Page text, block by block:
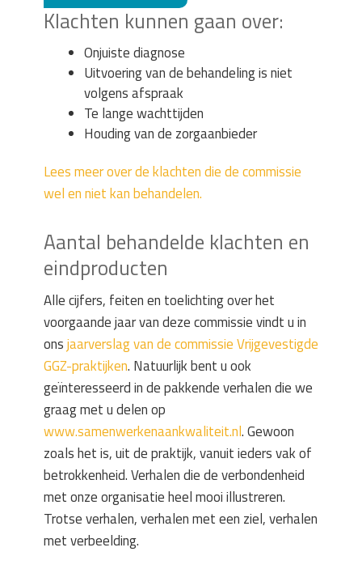
Klachten kunnen gaan over:
Onjuiste diagnose
Uitvoering van de behandeling is niet
volgens afspraak
Te lange wachttijden
Houding van de zorgaanbieder
Lees meer over de klachten die de commissie
wel en niet kan behandelen.
Aantal behandelde klachten en
eindproducten
Alle cijfers, feiten en toelichting over het
voorgaande jaar van deze commissie vindt u in
onsjaarverslag van de commissie Vrijgevestigde
GGZ-praktijken. Natuurlijk bent u ook
geïnteresseerd in de pakkende verhalen die we
graag met u delen op
www.samenwerkenaankwaliteit.nl. Gewoon
zoals het is, uit de praktijk, vanuit ieders vak of
betrokkenheid. Verhalen die de verbondenheid
met onze organisatie heel mooi illustreren.
Trotse verhalen, verhalen met een ziel, verhalen
met verbeelding.